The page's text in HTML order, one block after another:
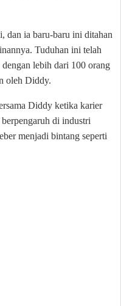
dan ia baru-baru ini ditahan
Tuduhan ini telah
lebih dari 100 orang
oleh Diddy.
Diddy ketika karier
di industri
menjadi bintang seperti